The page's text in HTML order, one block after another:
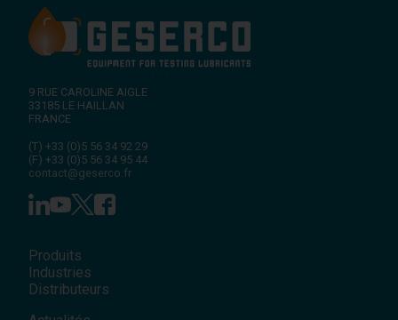
9 RUE CAROLINE AIGLE
33185 LE HAILLAN
FRANCE
(T) +33 (0)5 56 34 92 29
(F) +33 (0)5 56 34 95 44
contact@geserco.fr
Produits
Industries
Distributeurs